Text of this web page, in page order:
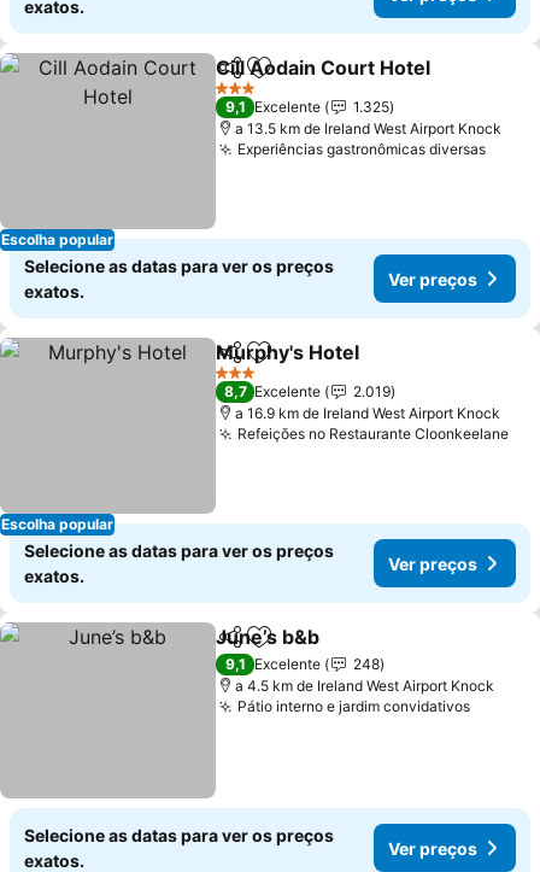
exatos.
Escolha popular
PartilharAdicionar aos favoritos
Cill Aodain Court Hotel
3 Estrelas
9,1 Excelente
1.325
a 13.5 km de Ireland West Airport Knock
Experiências gastronômicas diversas
Selecione as datas para ver os preços
exatos.
Ver preços
Escolha popular
PartilharAdicionar aos favoritos
Murphy's Hotel
3 Estrelas
8,7 Excelente
2.019
a 16.9 km de Ireland West Airport Knock
Refeições no Restaurante Cloonkeelane
Selecione as datas para ver os preços
exatos.
Ver preços
PartilharAdicionar aos favoritos
June’s b&b
9,1 Excelente
248
a 4.5 km de Ireland West Airport Knock
Pátio interno e jardim convidativos
Selecione as datas para ver os preços
exatos.
Ver preços